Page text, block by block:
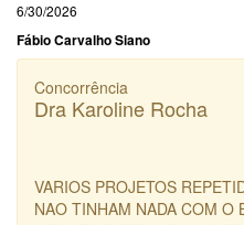
6/30/2026
Fábio Carvalho Siano
Concorrência
Dra Karoline Rocha
VARIOS PROJETOS
NAO TINHAM NADA COM O